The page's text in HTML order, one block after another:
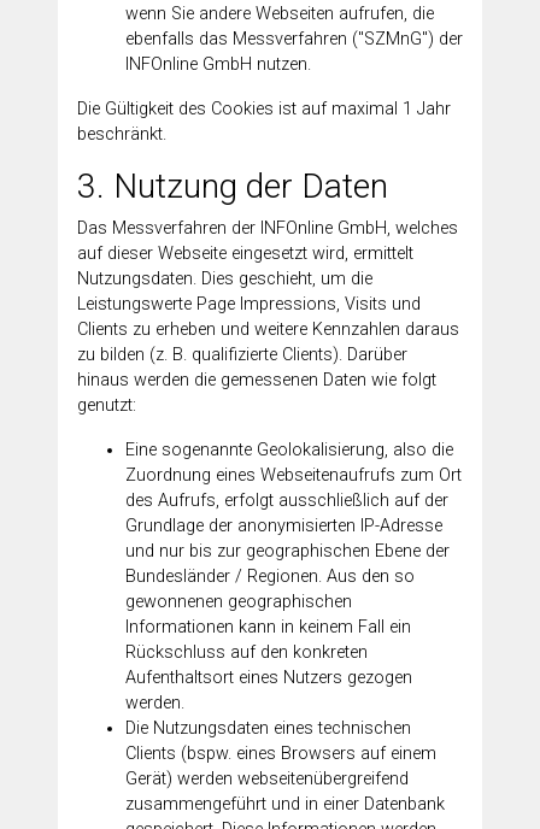
wenn Sie andere Webseiten aufrufen, die
ebenfalls das Messverfahren ("SZMnG") der
INFOnline GmbH nutzen.
Die Gültigkeit des Cookies ist auf maximal 1 Jahr
beschränkt.
3. Nutzung der Daten
Das Messverfahren der INFOnline GmbH, welches
auf dieser Webseite eingesetzt wird, ermittelt
Nutzungsdaten. Dies geschieht, um die
Leistungswerte Page Impressions, Visits und
Clients zu erheben und weitere Kennzahlen daraus
zu bilden (z. B. qualifizierte Clients). Darüber
hinaus werden die gemessenen Daten wie folgt
genutzt:
Eine sogenannte Geolokalisierung, also die
Zuordnung eines Webseitenaufrufs zum Ort
des Aufrufs, erfolgt ausschließlich auf der
Grundlage der anonymisierten IP-Adresse
und nur bis zur geographischen Ebene der
Bundesländer / Regionen. Aus den so
gewonnenen geographischen
Informationen kann in keinem Fall ein
Rückschluss auf den konkreten
Aufenthaltsort eines Nutzers gezogen
werden.
Die Nutzungsdaten eines technischen
Clients (bspw. eines Browsers auf einem
Gerät) werden webseitenübergreifend
zusammengeführt und in einer Datenbank